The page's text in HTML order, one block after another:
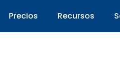
Precios Recursos